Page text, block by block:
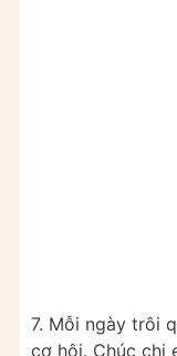
7. Mỗi ngày trôi
cơ hội. Chúc chị